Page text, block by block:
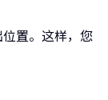
置。这样，您